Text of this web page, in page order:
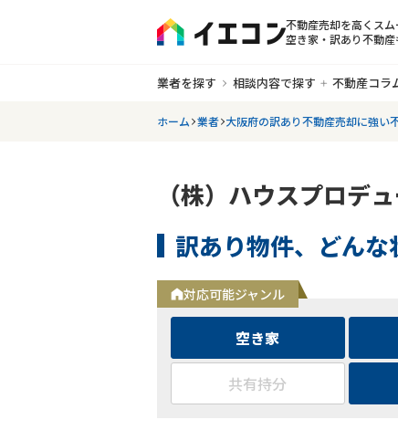
不動産売却を高くスム
空き家・訳あり不動
業者を探す 相談内容で探す 不動産コラ
ホーム 業者 大阪府の訳あり不動産売却に強い
（株）ハウスプロデ
訳あり物件、どん
対応可能ジャンル
空き家
共有持分